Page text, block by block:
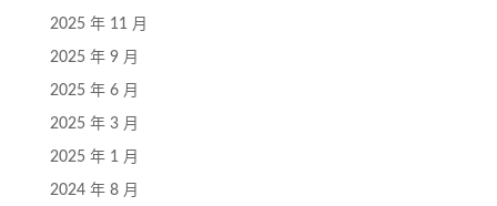
2025 年 11 月
2025 年 9 月
2025 年 6 月
2025 年 3 月
2025 年 1 月
2024 年 8 月